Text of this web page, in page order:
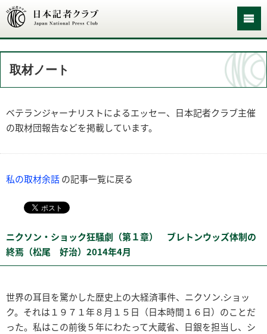
取材ノート
ベテランジャーナリストによるエッセー、日本記者クラブ主催
の取材団報告などを掲載しています。
私の取材余話の記事一覧に戻る
ニクソン・ショック狂騒劇（第１章） ブレトンウッズ体制の
終焉（松尾 好治）2014年4月
世界の耳目を驚かした歴史上の大経済事件、ニクソン.ショッ
ク。それは１９７１年８月１５日（日本時間１６日）のことだ
った。私はこの前後５年にわたって大蔵省、日銀を担当し、シ